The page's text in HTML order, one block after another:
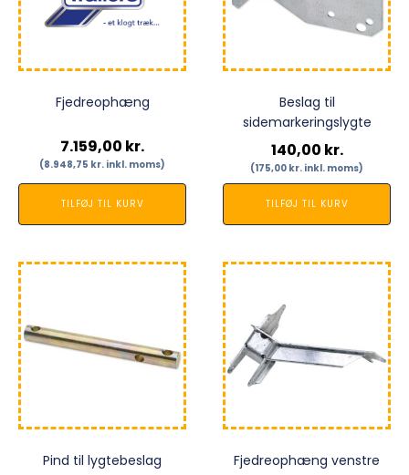
Fjedreophæng
7.159,00 kr.
(8.948,75 kr. inkl. moms)
TILFØJ TIL KURV
Beslag til
sidemarkeringslygte
140,00 kr.
(175,00 kr. inkl. moms)
TILFØJ TIL KURV
Pind til lygtebeslag Fjedreophæng venstre